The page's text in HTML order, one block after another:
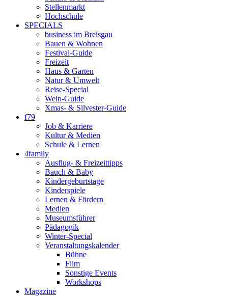
Stellenmarkt
Hochschule
SPECIALS
business im Breisgau
Bauen & Wohnen
Festival-Guide
Freizeit
Haus & Garten
Natur & Umwelt
Reise-Special
Wein-Guide
Xmas- & Silvester-Guide
f79
Job & Karriere
Kultur & Medien
Schule & Lernen
4family
Ausflug- & Freizeittipps
Bauch & Baby
Kindergeburtstage
Kinderspiele
Lernen & Fördern
Medien
Museumsführer
Pädagogik
Winter-Special
Veranstaltungskalender
Bühne
Film
Sonstige Events
Workshops
Magazine